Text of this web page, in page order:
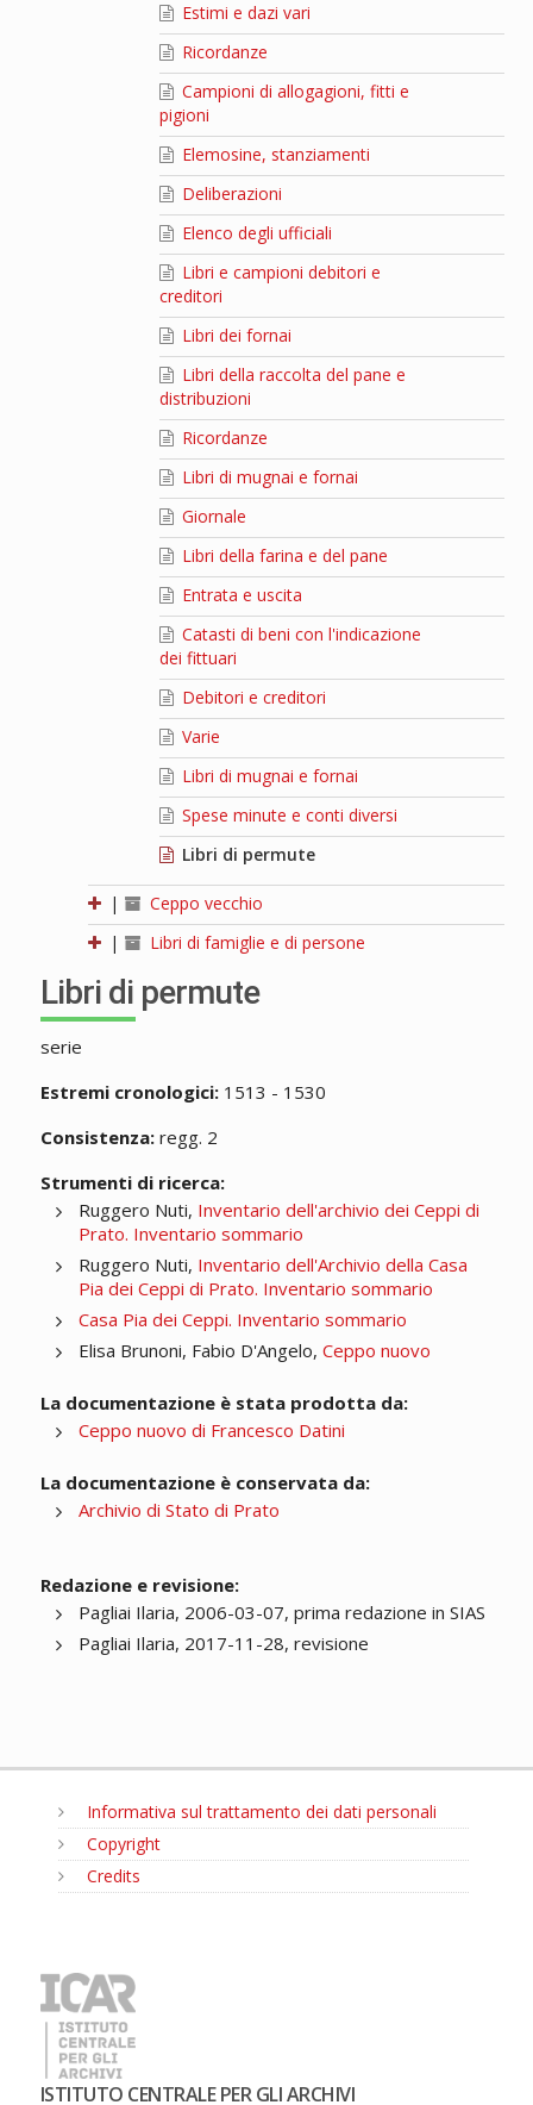
Estimi e dazi vari
Ricordanze
Campioni di allogagioni, fitti e
pigioni
Elemosine, stanziamenti
Deliberazioni
Elenco degli ufficiali
Libri e campioni debitori e
creditori
Libri dei fornai
Libri della raccolta del pane e
distribuzioni
Ricordanze
Libri di mugnai e fornai
Giornale
Libri della farina e del pane
Entrata e uscita
Catasti di beni con l'indicazione
dei fittuari
Debitori e creditori
Varie
Libri di mugnai e fornai
Spese minute e conti diversi
Libri di permute
|
Ceppo vecchio
|
Libri di famiglie e di persone
Libri di permute
serie
Estremi cronologici:1513 - 1530
Consistenza:regg. 2
Strumenti di ricerca:
Ruggero Nuti, Inventario dell'archivio dei Ceppi di
Prato. Inventario sommario
Ruggero Nuti, Inventario dell'Archivio della Casa
Pia dei Ceppi di Prato. Inventario sommario
Casa Pia dei Ceppi. Inventario sommario
Elisa Brunoni, Fabio D'Angelo, Ceppo nuovo
La documentazione è stata prodotta da:
Ceppo nuovo di Francesco Datini
La documentazione è conservata da:
Archivio di Stato di Prato
Redazione e revisione:
Pagliai Ilaria, 2006-03-07, prima redazione in SIAS
Pagliai Ilaria, 2017-11-28, revisione
Informativa sul trattamento dei dati personali
Copyright
Credits
ISTITUTO CENTRALE PER GLI ARCHIVI